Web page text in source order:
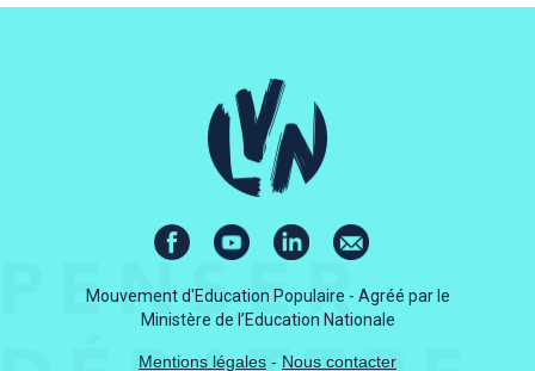
Mouvement d'Education Populaire - Agréé par le
Ministère de l’Education Nationale
Mentions légales - Nous contacter